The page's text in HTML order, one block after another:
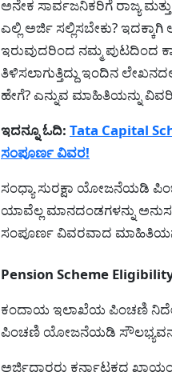
ಅನೇಕ ಸಾರ್ವಜನಿಕರಿಗೆ ರಾಜ್ಯ
ಎಲ್ಲಿ ಅರ್ಜಿ ಸಲ್ಲಿಸಬೇಕು?
ಇರುವುದರಿಂದ ನಮ್ಮ ಪುಟದಿಂದ
ತಿಳಿಸಲಾಗುತ್ತಿದ್ದು ಇಂದಿನ
ಹೇಗೆ? ಎನ್ನುವ ಮಾಹಿತಿಯನ್ನು
ಇದನ್ನೂ ಓದಿ: Tata Capital
ಸಂಪೂರ್ಣ ವಿವರ!
ಸಂಧ್ಯಾ ಸುರಕ್ಷಾ ಯೋಜನೆಯಡಿ
ಯಾವೆಲ್ಲ ಮಾನದಂಡಗಳನ್ನು
ಸಂಪೂರ್ಣ ವಿವರವಾದ
Pension Scheme
ಕಂದಾಯ ಇಲಾಖೆಯ ಪಿಂಚಣಿ
ಪಿಂಚಣಿ ಯೋಜನೆಯಡಿ
ಅರ್ಜಿದಾರರು ಕರ್ನಾಟಕದ